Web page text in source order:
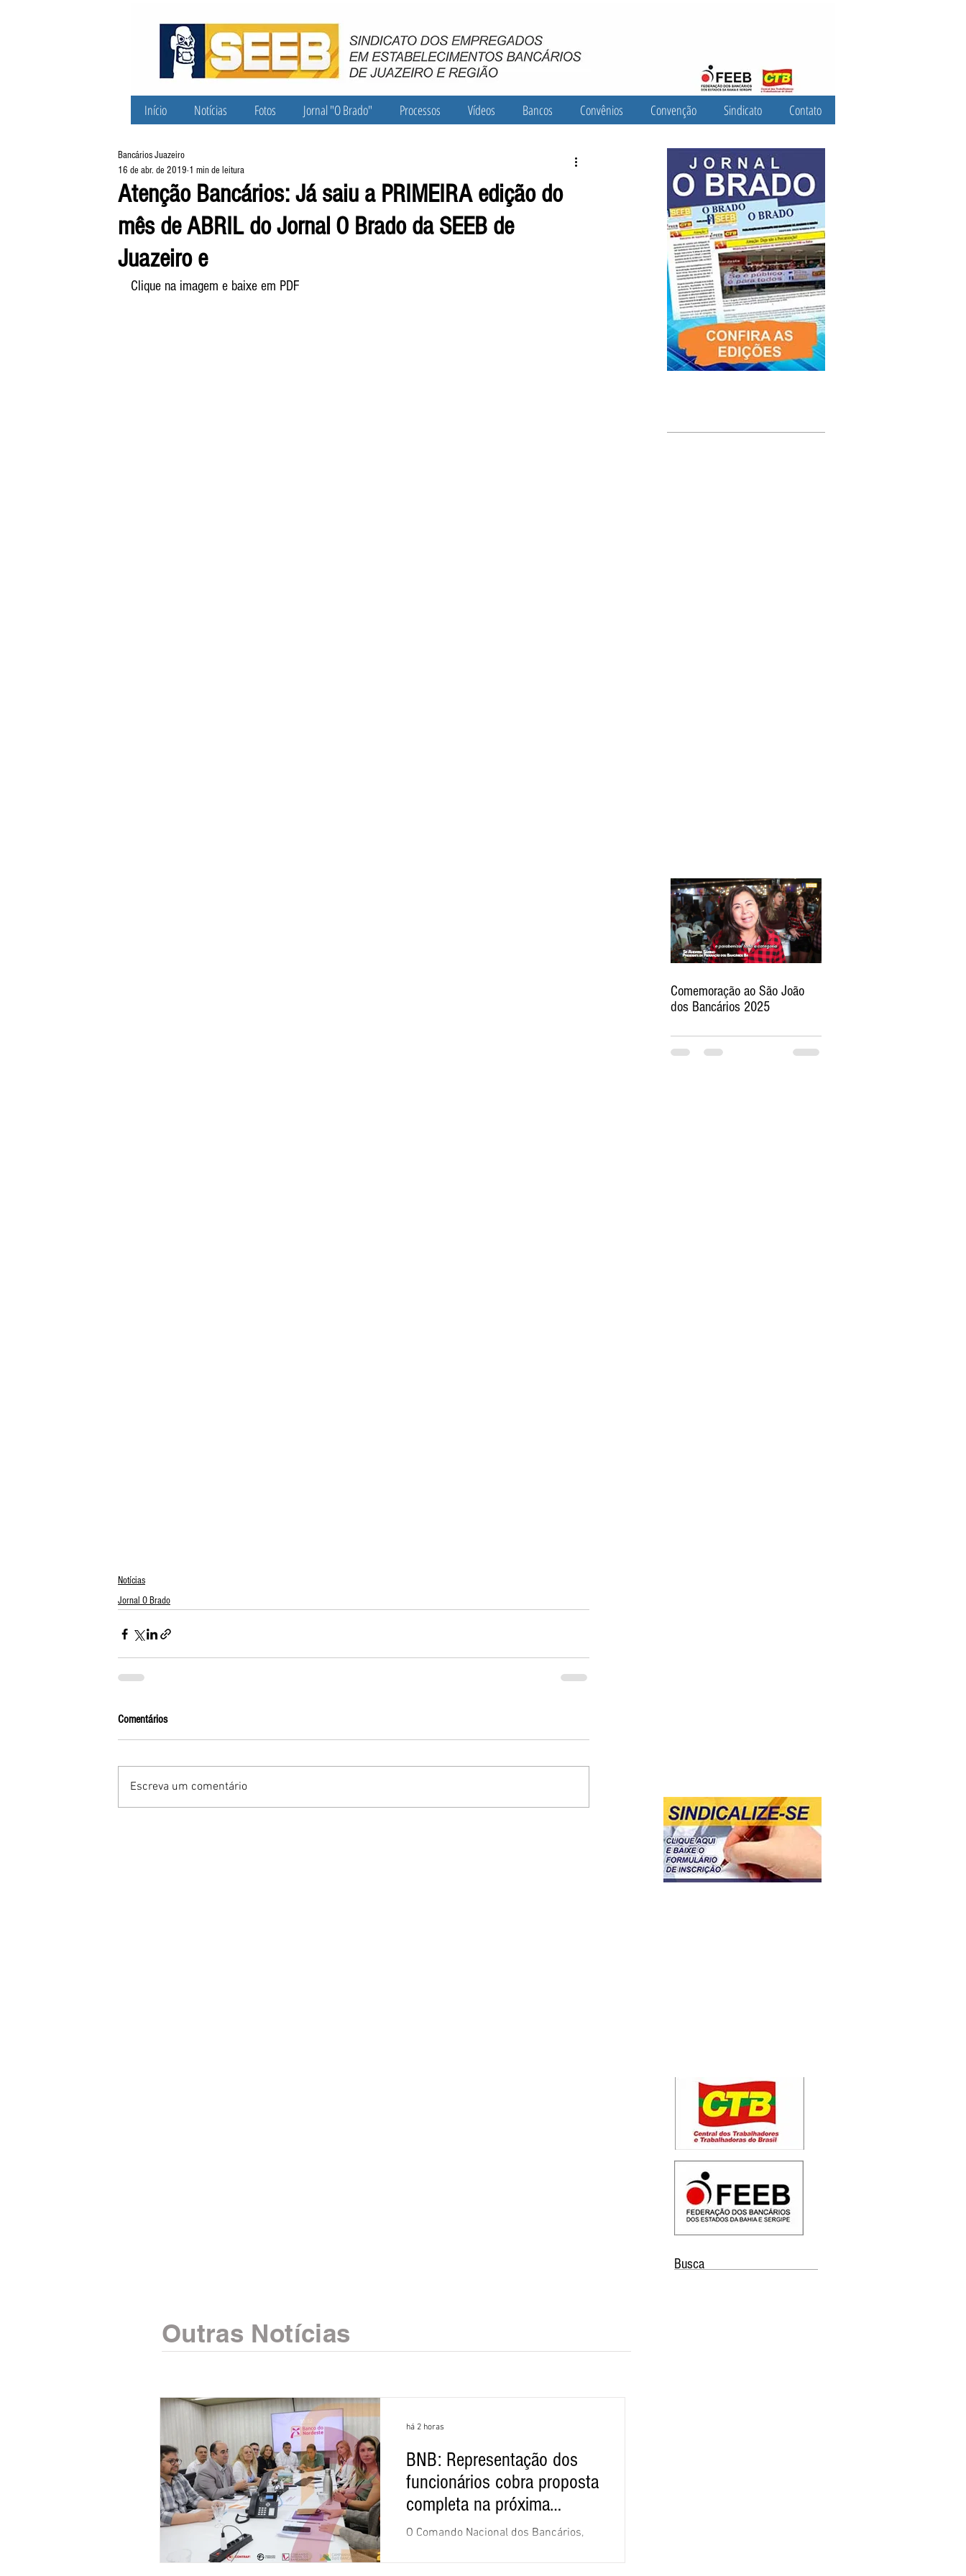
Início Notícias Fotos Jornal "O Brado" Processos Vídeos Bancos Convênios Convenção Sindicato Contato
Atenção Bancários: Já saiu a PRIMEIRA edição do
mês de ABRIL do Jornal O Brado da SEEB de
Juazeiro e
Bancários Juazeiro
16 de abr. de 2019 1 min de leitura
Clique na imagem e baixe em PDF
Notícias
Jornal O Brado
Comentários
Escreva um comentário
Comemoração ao São João
dos Bancários 2025
Busca
Outras Notícias
BNB: Representação dos
funcionários cobra proposta
completa na próxima
negociação
O Comando Nacional dos Bancários,
dos Funcionários do Banco do
há 2 horas